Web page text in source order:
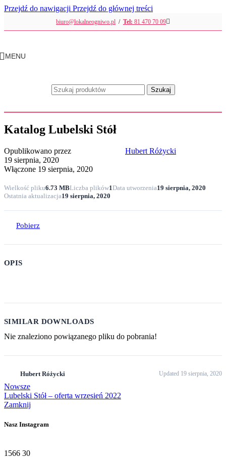
Przejdź do nawigacji Przejdź do głównej treści
biuro@lokalneogniwo.pl / Tel: 81 470 70 09
MENU
Szukaj
Katalog Lubelski Stół
Opublikowano przez
Hubert Różycki
19 sierpnia, 2020
Włączone 19 sierpnia, 2020
Wielkość pliku6.73 MBLiczba plików1Data utworzenia19 sierpnia, 2020
Ostatnia aktualizacja19 sierpnia, 2020
Pobierz
OPIS
SIMILAR DOWNLOADS
Nie znaleziono powiązanego pliku do pobrania!
Hubert Różycki Updated 19 sierpnia, 2020
Nowsze
Lubelski Stół – oferta wrzesień 2022
Zamknij
Nasz Instagram
1566 30